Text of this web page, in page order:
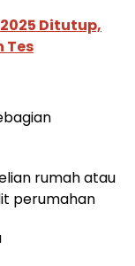
Ditutup,
Tes
rumah atau
perumahan